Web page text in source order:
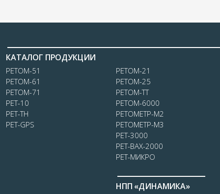
КАТАЛОГ ПРОДУКЦИИ
РЕТОМ-51
РЕТОМ-61
РЕТОМ-71
РЕТ-10
РЕТ-ТН
РЕТ-GPS
РЕТОМ-21
РЕТОМ-25
РЕТОМ-ТТ
РЕТОМ-6000
РЕТОМЕТР-М2
РЕТОМЕТР-М3
РЕТ-3000
РЕТ-ВАХ-2000
РЕТ-МИКРО
НПП «ДИНАМИКА»